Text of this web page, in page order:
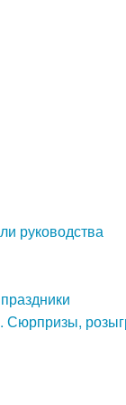
руководства
Сюрпризы,